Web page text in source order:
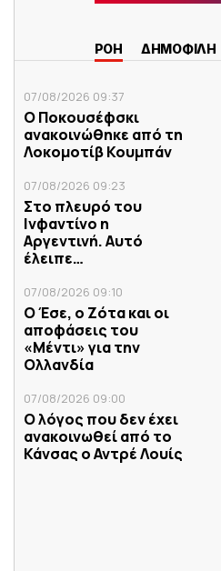
ΡΟΗ ΔΗΜΟΦΙΛΗ
07/08/2026 09:37
Ο Ποκουσέφσκι
ανακοινώθηκε από τη
Λοκομοτίβ Κουμπάν
07/08/2026 09:23
Στο πλευρό του
Ινφαντίνο η
Αργεντινή. Αυτό
έλειπε…
07/08/2026 09:10
Ο Έσε, ο Ζότα και οι
αποφάσεις του
«Μέντι» για την
Ολλανδία
07/08/2026 09:00
Ο λόγος που δεν έχει
ανακοινωθεί από το
Κάνσας ο Αντρέ Λουίς